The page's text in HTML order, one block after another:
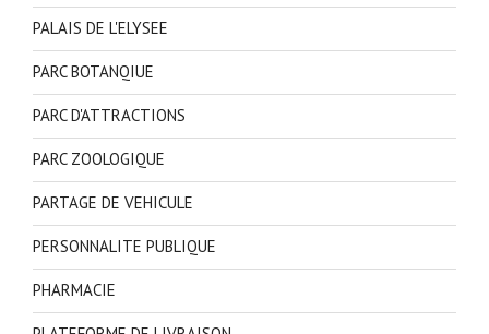
PALAIS DE L'ELYSEE
PARC BOTANQIUE
PARC D'ATTRACTIONS
PARC ZOOLOGIQUE
PARTAGE DE VEHICULE
PERSONNALITE PUBLIQUE
PHARMACIE